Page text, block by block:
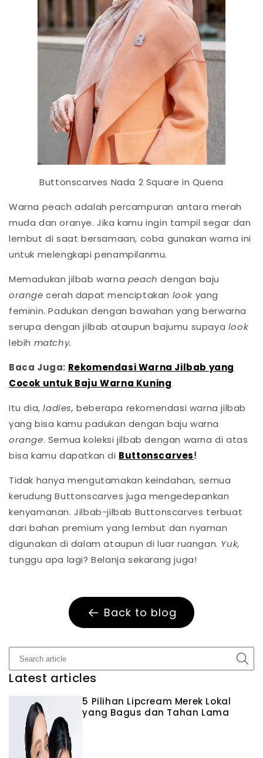
Buttonscarves Nada 2 Square in Quena
Warna peach adalah percampuran antara merah
muda dan oranye. Jika kamu ingin tampil segar dan
lembut di saat bersamaan, coba gunakan warna ini
untuk melengkapi penampilanmu.
Memadukan jilbab warna peachdengan baju
orangecerah dapat menciptakan look yang
feminin. Padukan dengan bawahan yang berwarna
serupa dengan jilbab ataupun bajumu supaya look
lebih matchy.
Baca Juga: Rekomendasi Warna Jilbab yang
Cocok untuk Baju Warna Kuning
Itu dia,ladies,beberapa rekomendasi warna jilbab
yang bisa kamu padukan dengan baju warna
orange. Semua koleksi jilbab dengan warna di atas
bisa kamu dapatkan di Buttonscarves!
Tidak hanya mengutamakan keindahan, semua
kerudung Buttonscarves juga mengedepankan
kenyamanan. Jilbab-jilbab Buttonscarves terbuat
dari bahan premium yang lembut dan nyaman
digunakan di dalam ataupun di luar ruangan. Yuk,
tunggu apa lagi? Belanja sekarang juga!
Back to blog
Latest articles
5 Pilihan Lipcream Merek Lokal
yang Bagus dan Tahan Lama